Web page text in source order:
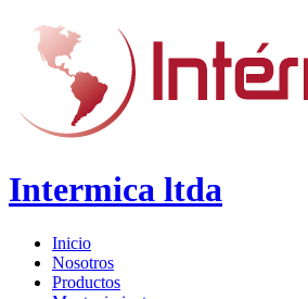
Intermica ltda
Inicio
Nosotros
Productos